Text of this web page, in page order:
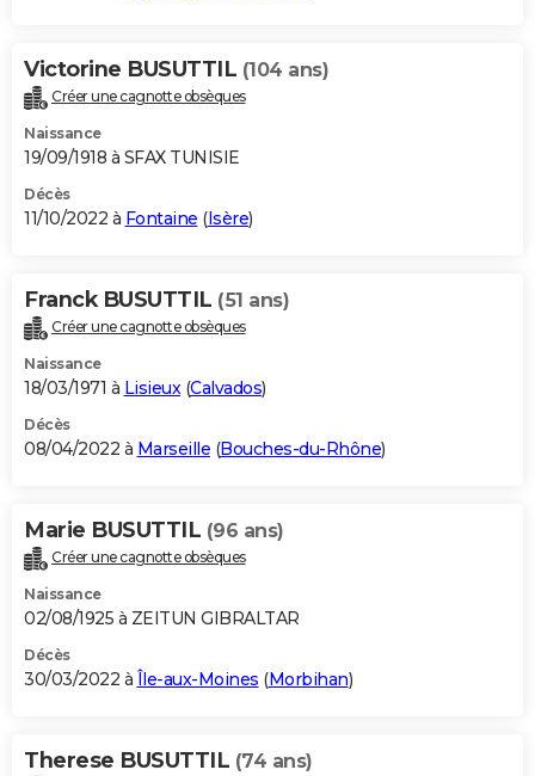
Victorine BUSUTTIL (104 ans)
Créer une cagnotte obsèques
Naissance
19/09/1918 à SFAX TUNISIE
Décès
11/10/2022 à Fontaine (Isère)
Franck BUSUTTIL (51 ans)
Créer une cagnotte obsèques
Naissance
18/03/1971 à Lisieux(Calvados)
Décès
08/04/2022 à Marseille (Bouches-du-Rhône)
Marie BUSUTTIL (96 ans)
Créer une cagnotte obsèques
Naissance
02/08/1925 à ZEITUN GIBRALTAR
Décès
30/03/2022 à Île-aux-Moines (Morbihan)
Therese BUSUTTIL (74 ans)